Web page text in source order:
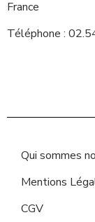
France
Téléphone :
Qui sommes
Mentions
CGV